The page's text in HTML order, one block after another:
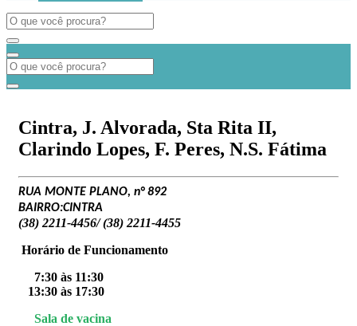
Cintra, J. Alvorada, Sta Rita II,
Clarindo Lopes, F. Peres, N.S. Fátima
RUA MONTE PLANO, n° 892
BAIRRO:CINTRA
(38) 2211-4456/ (38) 2211-4455
Horário de Funcionamento
7:30 às 11:30
13:30 às 17:30
Sala de vacina